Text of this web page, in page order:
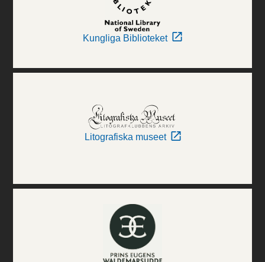
Kungliga Biblioteket
Litografiska museet